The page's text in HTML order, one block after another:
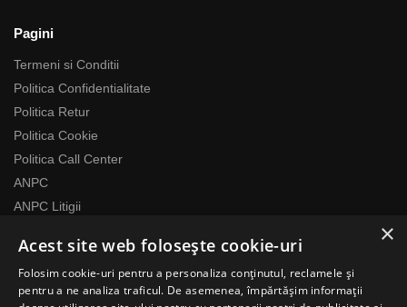
Pagini
Termeni si Conditii
Politica Confidentialitate
Politica Retur
Politica Cookie
Politica Call Center
ANPC
ANPC Litigii
Despre noi
Echipa RomaniaMag este la dispozitia ta
Program relatii cu clientii
×
Acest site web folosește cookie-uri
Folosim cookie-uri pentru a personaliza conținutul, reclamele și
pentru a ne analiza traficul. De asemenea, împărtășim informații